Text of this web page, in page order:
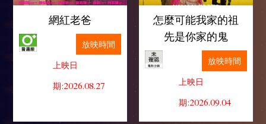
網紅老爸
放映時間
上映日
期:2026.08.27
怎麼可能我家的祖
先是你家的鬼
放映時間
上映日
期:2026.09.04